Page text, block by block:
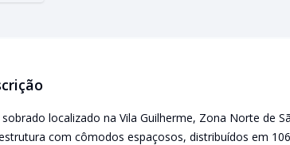
localizado na Vila Guilherme, Zona Norte de
com cômodos espaçosos, distribuídos em